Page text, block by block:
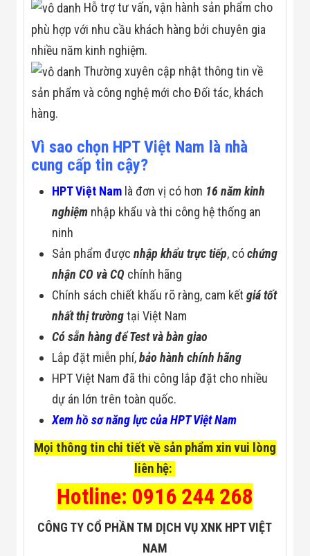
Hỗ trợ tư vấn, vận hành sản phẩm cho
phù hợp với nhu cầu khách hàng bởi chuyên gia
nhiều năm kinh nghiệm.
Thường xuyên cập nhật thông tin về
sản phẩm và công nghệ mới cho Đối tác, khách
hàng.
Vì sao chọn HPT Việt Nam là nhà
cung cấp tin cậy?
HPT Việt Nam là đơn vị có hơn 16 năm kinh
nghiệm nhập khẩu và thi công hệ thống an
ninh
Sản phẩm đượcnhập khẩu trực tiếp, cóchứng
nhận CO và CQ chính hãng
Chính sách chiết khấu rõ ràng, cam kếtgiá tốt
nhất thị trườngtại Việt Nam
Có sẵn hàng để Test và bàn giao
Lắp đặt miễn phí,bảo hành chính hãng
HPT Việt Nam đã thi công lắp đặt cho nhiều
dự án lớn trên toàn quốc.
Xem hồ sơ năng lực của HPT Việt Nam
Mọi thông tin chi tiết về sản phẩm xin vui lòng
liên hệ:
Hotline: 0916 244 268
CÔNG TY CỔ PHẦN TM DỊCH VỤ XNK HPT VIỆT
NAM